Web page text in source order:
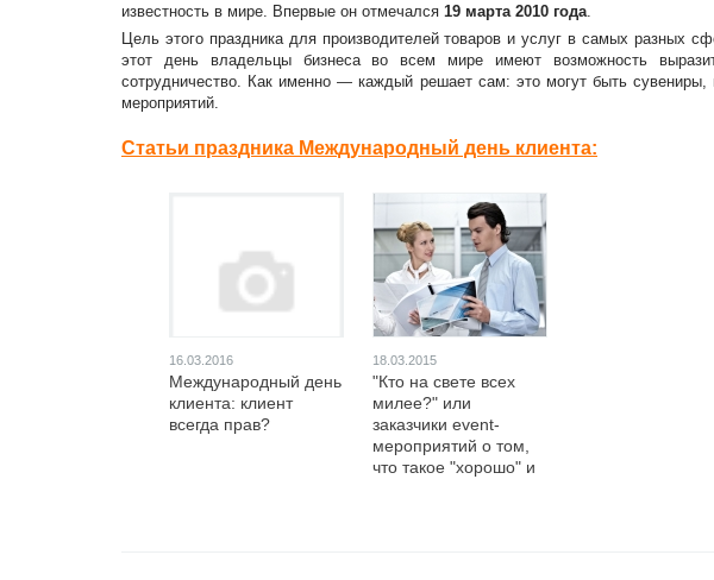
известность в мире. Впервые он отмечался 19 марта 2010 года.
Цель этого праздника для производителей товаров и услуг в самых разных
этот день владельцы бизнеса во всем мире имеют возможность
сотрудничество. Как именно — каждый решает сам: это могут быть сувениры,
мероприятий.
Статьи праздника Международный день клиента:
16.03.2016
Международный день
клиента: клиент
всегда прав?
18.03.2015
"Кто на свете всех
милее?" или
заказчики event-
мероприятий о том,
что такое "хорошо" и